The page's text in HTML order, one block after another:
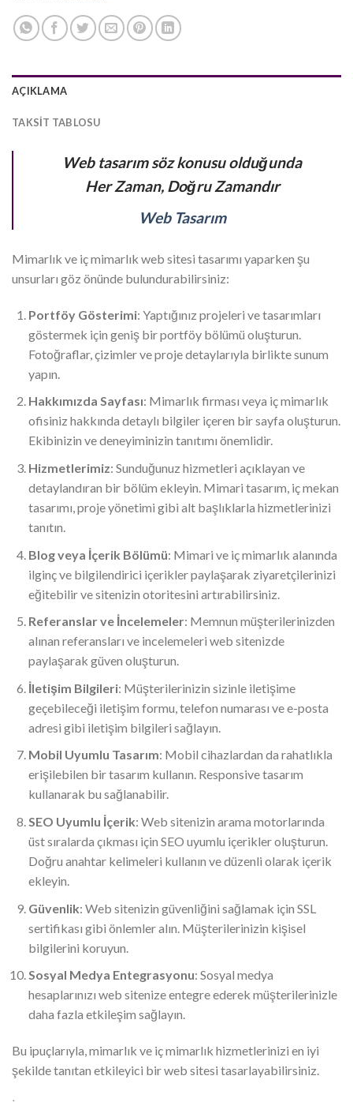
AÇIKLAMA
TAKSIT TABLOSU
Web tasarım söz konusu olduğunda
Her Zaman, Doğru Zamandır
Web Tasarım
Mimarlık ve iç mimarlık web sitesi tasarımı yaparken şu
unsurları göz önünde bulundurabilirsiniz:
Portföy Gösterimi: Yaptığınız projeleri ve tasarımları
göstermek için geniş bir portföy bölümü oluşturun.
Fotoğraflar, çizimler ve proje detaylarıyla birlikte sunum
yapın.
Hakkımızda Sayfası: Mimarlık firması veya iç mimarlık
ofisiniz hakkında detaylı bilgiler içeren bir sayfa oluşturun.
Ekibinizin ve deneyiminizin tanıtımı önemlidir.
Hizmetlerimiz: Sunduğunuz hizmetleri açıklayan ve
detaylandıran bir bölüm ekleyin. Mimari tasarım, iç mekan
tasarımı, proje yönetimi gibi alt başlıklarla hizmetlerinizi
tanıtın.
Blog veya İçerik Bölümü: Mimari ve iç mimarlık alanında
ilginç ve bilgilendirici içerikler paylaşarak ziyaretçilerinizi
eğitebilir ve sitenizin otoritesini artırabilirsiniz.
Referanslar ve İncelemeler: Memnun müşterilerinizden
alınan referansları ve incelemeleri web sitenizde
paylaşarak güven oluşturun.
İletişim Bilgileri: Müşterilerinizin sizinle iletişime
geçebileceği iletişim formu, telefon numarası ve e-posta
adresi gibi iletişim bilgileri sağlayın.
Mobil Uyumlu Tasarım: Mobil cihazlardan da rahatlıkla
erişilebilen bir tasarım kullanın. Responsive tasarım
kullanarak bu sağlanabilir.
SEO Uyumlu İçerik: Web sitenizin arama motorlarında
üst sıralarda çıkması için SEO uyumlu içerikler oluşturun.
Doğru anahtar kelimeleri kullanın ve düzenli olarak içerik
ekleyin.
Güvenlik: Web sitenizin güvenliğini sağlamak için SSL
sertifikası gibi önlemler alın. Müşterilerinizin kişisel
bilgilerini koruyun.
Sosyal Medya Entegrasyonu: Sosyal medya
hesaplarınızı web sitenize entegre ederek müşterilerinizle
daha fazla etkileşim sağlayın.
Bu ipuçlarıyla, mimarlık ve iç mimarlık hizmetlerinizi en iyi
şekilde tanıtan etkileyici bir web sitesi tasarlayabilirsiniz.